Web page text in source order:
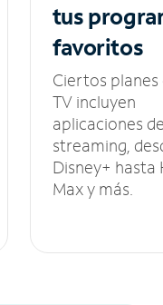
tus
favoritos
Ciertos planes
TV incluyen
aplicaciones
streaming,
Disney+ hasta
Max y más.